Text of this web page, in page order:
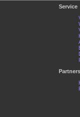
Service